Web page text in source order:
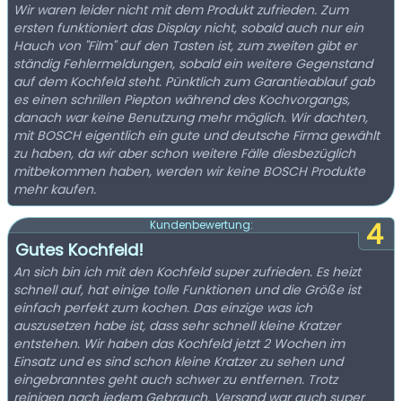
Wir waren leider nicht mit dem Produkt zufrieden. Zum
ersten funktioniert das Display nicht, sobald auch nur ein
Hauch von "Film" auf den Tasten ist, zum zweiten gibt er
ständig Fehlermeldungen, sobald ein weitere Gegenstand
auf dem Kochfeld steht. Pünktlich zum Garantieablauf gab
es einen schrillen Piepton während des Kochvorgangs,
danach war keine Benutzung mehr möglich. Wir dachten,
mit BOSCH eigentlich ein gute und deutsche Firma gewählt
zu haben, da wir aber schon weitere Fälle diesbezüglich
mitbekommen haben, werden wir keine BOSCH Produkte
mehr kaufen.
4
Kundenbewertung:
Gutes Kochfeld!
An sich bin ich mit den Kochfeld super zufrieden. Es heizt
schnell auf, hat einige tolle Funktionen und die Größe ist
einfach perfekt zum kochen. Das einzige was ich
auszusetzen habe ist, dass sehr schnell kleine Kratzer
entstehen. Wir haben das Kochfeld jetzt 2 Wochen im
Einsatz und es sind schon kleine Kratzer zu sehen und
eingebranntes geht auch schwer zu entfernen. Trotz
reinigen nach jedem Gebrauch. Versand war auch super